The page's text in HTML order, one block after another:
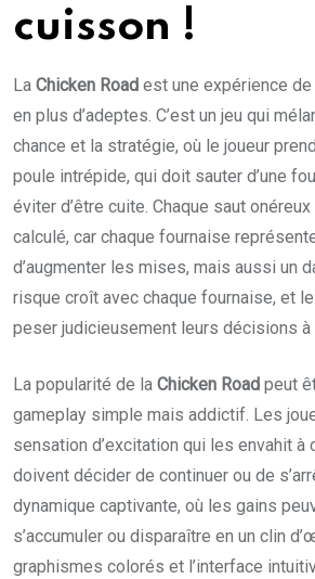
cuisson !
La Chicken Road est une expérience
en plus d’adeptes. C’est un jeu qui
chance et la stratégie, où le joueur
poule intrépide, qui doit sauter d’une
éviter d’être cuite. Chaque saut
calculé, car chaque fournaise
d’augmenter les mises, mais aussi un
risque croît avec chaque fournaise, et
peser judicieusement leurs décisions à
La popularité de la Chicken Road peut
gameplay simple mais addictif. Les
sensation d’excitation qui les envahit à
doivent décider de continuer ou de
dynamique captivante, où les gains
s’accumuler ou disparaître en un clin
graphismes colorés et l’interface